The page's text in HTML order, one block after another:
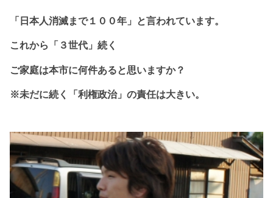
「日本人消滅まで１ ００年」と言われています。
これから 「３世代」続く
ご家庭は本市に何件あると思いますか？
※未だに続く「利権政治」の責任は大きい。